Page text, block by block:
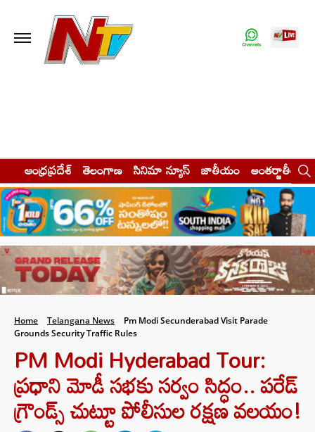
ఆంధ్రప్రదేశ్ తెలంగాణ సినిమా న్యూస్ జాతీయం అంతర్జాతీయం
Home Telangana News
Pm Modi Secunderabad Visit Parade
Grounds Security Traffic Rules
PM Modi Hyderabad Tour:
ప్రధాని మోడీ సభకు సర్వం సిద్ధం.. పరేడ్
గ్రౌండ్స్ చుట్టూ పోలీసుల రక్షణ వలయం!